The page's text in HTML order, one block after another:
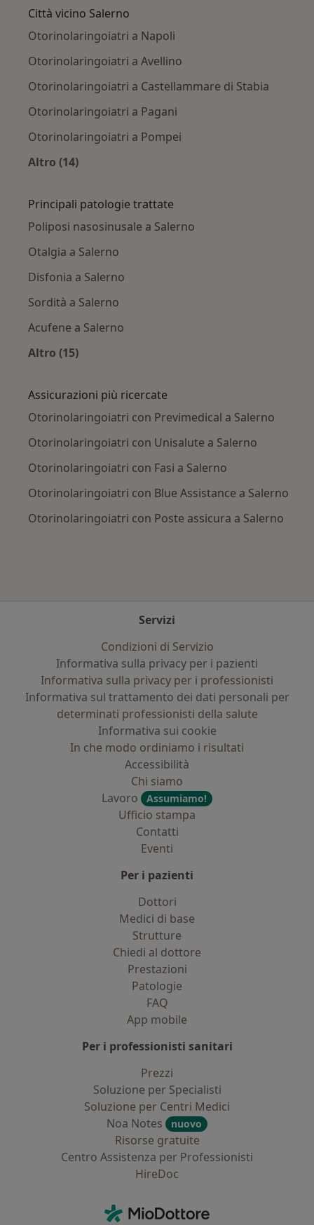
Città vicino Salerno
Otorinolaringoiatri a Napoli
Otorinolaringoiatri a Avellino
Otorinolaringoiatri a Castellammare di Stabia
Otorinolaringoiatri a Pagani
Otorinolaringoiatri a Pompei
Altro (14)
Principali patologie trattate
Poliposi nasosinusale a Salerno
Otalgia a Salerno
Disfonia a Salerno
Sordità a Salerno
Acufene a Salerno
Altro (15)
Assicurazioni più ricercate
Otorinolaringoiatri con Previmedical a Salerno
Otorinolaringoiatri con Unisalute a Salerno
Otorinolaringoiatri con Fasi a Salerno
Otorinolaringoiatri con Blue Assistance a Salerno
Otorinolaringoiatri con Poste assicura a Salerno
Servizi
Condizioni di Servizio
Informativa sulla privacy per i pazienti
Informativa sulla privacy per i professionisti
Informativa sul trattamento dei dati personali per
determinati professionisti della salute
Informativa sui cookie
In che modo ordiniamo i risultati
Accessibilità
Chi siamo
Lavoro
Assumiamo!
Ufficio stampa
Contatti
Eventi
Per i pazienti
Dottori
Medici di base
Strutture
Chiedi al dottore
Prestazioni
Patologie
FAQ
App mobile
Per i professionisti sanitari
Prezzi
Soluzione per Specialisti
Soluzione per Centri Medici
Noa Notes
nuovo
Risorse gratuite
Centro Assistenza per Professionisti
HireDoc
MioDottore - Homepage